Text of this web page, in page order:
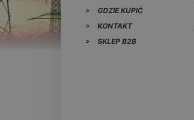
GDZIE KUPIĆ
KONTAKT
SKLEP B2B